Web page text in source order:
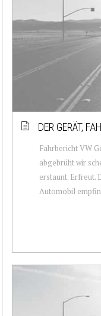
DER GERÄT,
Fahrbericht VW
abgebrüht wir
erstaunt. Erfreut.
Automobil